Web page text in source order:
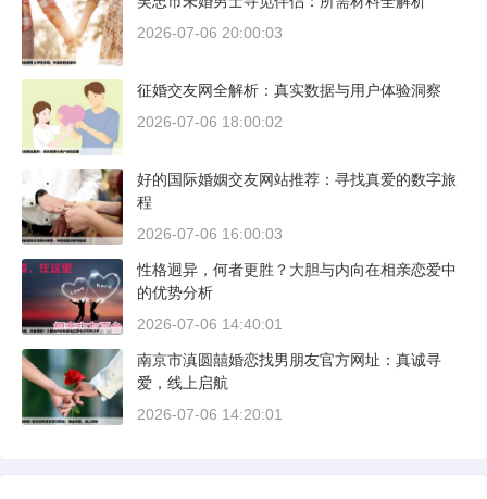
2026-07-06 20:00:03
征婚交友网全解析：真实数据与用户体验洞察
2026-07-06 18:00:02
好的国际婚姻交友网站推荐：寻找真爱的数字旅
程
2026-07-06 16:00:03
性格迥异，何者更胜？大胆与内向在相亲恋爱中
的优势分析
2026-07-06 14:40:01
南京市滇圆囍婚恋找男朋友官方网址：真诚寻
爱，线上启航
2026-07-06 14:20:01